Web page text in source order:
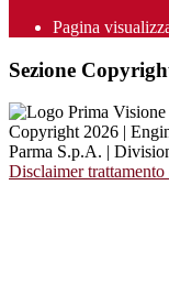
Pagina
Sezione
Copyright 2026 |
Parma S.p.A. |
Disclaimer trattamento